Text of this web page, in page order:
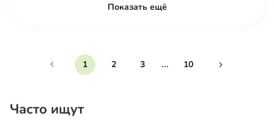
Показать ещё
1 2 3 ... 10
Часто ищут